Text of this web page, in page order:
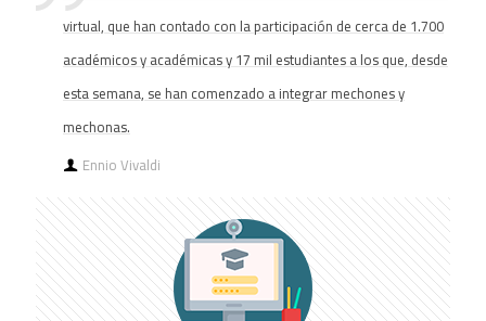
virtual, que han contado con la participación de cerca de 1.700
académicos y académicas y 17 mil estudiantes a los que, desde
esta semana, se han comenzado a integrar mechones y
mechonas.
Ennio Vivaldi